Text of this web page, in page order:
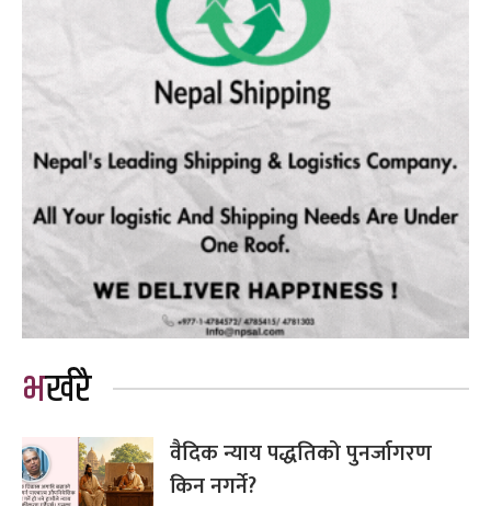
भर्खरै
वैदिक न्याय पद्धतिको पुनर्जागरण
किन नगर्ने?